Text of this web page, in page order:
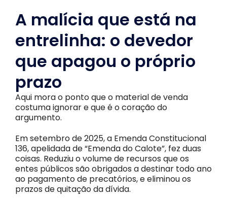
A malícia que está na
entrelinha: o devedor
que apagou o próprio
prazo
Aqui mora o ponto que o material de venda
costuma ignorar e que é o coração do
argumento.
Em setembro de 2025, a Emenda Constitucional
136, apelidada de “Emenda do Calote”, fez duas
coisas. Reduziu o volume de recursos que os
entes públicos são obrigados a destinar todo ano
ao pagamento de precatórios, e eliminou os
prazos de quitação da dívida.